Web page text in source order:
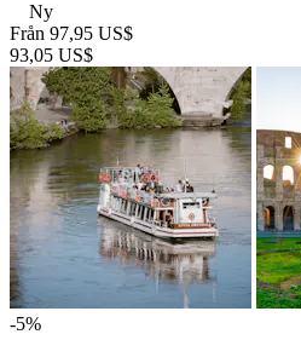
Ny
Från 97,95 US$
93,05 US$
-5%